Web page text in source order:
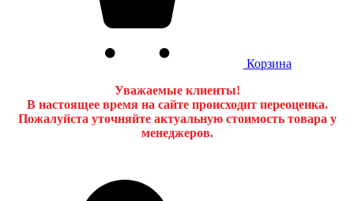
Корзина
Уважаемые клиенты!
В настоящее время на сайте происходит переоценка.
Пожалуйста уточняйте актуальную стоимость товара у
менеджеров.